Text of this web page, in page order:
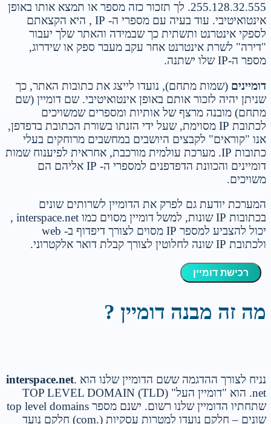
255.128.32.555. לך תזכור כזה מספר או תמצא אותו באופן
אינטואיטיבי. עוד בעיה עם מספרי ה- IP , היא הקצאתם
לספקי אינטרנט ותשתית כך שבמידה והאתר שלך יעבור
"דירה" לשרת אינטרנט אחר עקב מעבר ספק או שידרוג,
מספר ה-IP שלו ישתנה.
דומיינים (שמות מתחם), נועדו לייצג את כתובות האתר, כך
שניתן יהיה לזכור אותם באופן אינטואיטיבי. שם דומיין (שם
מתחם) מובנה מרצף של אותיות ומספרים שמשויכים
לכתובת IP מסוימת, שעל ידי הזנתו בשורת הכתובת בדפדפן,
אנו "קוראים" לקבצים היושבים במחשבים מרוחקים בעלי
כתובות IP. מערכת עולמית מורכבת, אחראית לפיענוח שמות
דומיינים והכוונת הדפדפנים למספרי ה- IP אליהם הם
משויכים.
המערכת יודעת גם לפרק את הדומיין לשרותים שונים
בכתובות IP שונות, למשל דומיין מסוים כמו interspace.net ,
יכול להצביע למספר IP מסוים לצורך דיפדוף ב- web
ולכתובת IP שונה לחלוטין לצורך קבלת דואר אלקטרוני.
רכישת דומיין
מה זה מבנה דומיין ?
נניח לצורך ההדגמה ששם הדומיין שלנו הוא interspace.net.
.net הוא "דומיין העל"
TOP LEVEL DOMAIN (TLD)
שתחתיו הדומיין שלנו רשום. ישנם מספר top level domains
שונים – חלקם נועדו למטרות עסקיות (.com) חלקם נועד